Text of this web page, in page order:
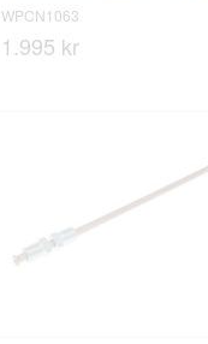
WPCN1063
1.995 kr